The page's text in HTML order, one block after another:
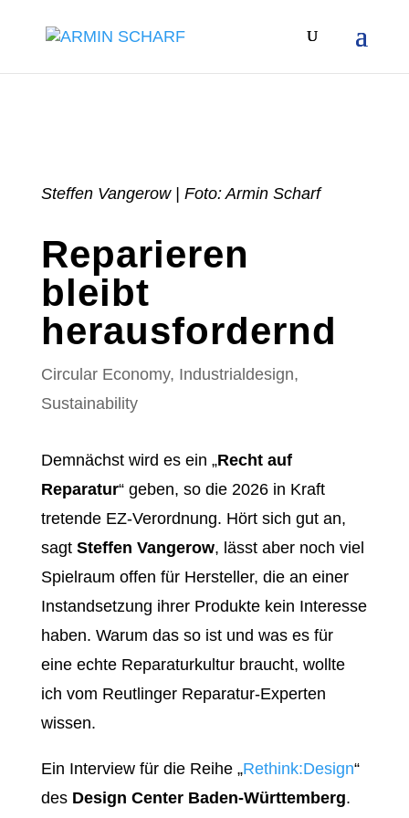
Steffen Vangerow | Foto: Armin Scharf
Reparieren
bleibt
herausfordernd
Circular Economy, Industrialdesign,
Sustainability
Demnächst wird es ein „Recht auf
Reparatur“ geben, so die 2026 in Kraft
tretende EZ-Verordnung. Hört sich gut an,
sagt Steffen Vangerow, lässt aber noch viel
Spielraum offen für Hersteller, die an einer
Instandsetzung ihrer Produkte kein Interesse
haben. Warum das so ist und was es für
eine echte Reparaturkultur braucht, wollte
ich vom Reutlinger Reparatur-Experten
wissen.
Ein Interview für die Reihe „Rethink:Design“
des Design Center Baden-Württemberg.